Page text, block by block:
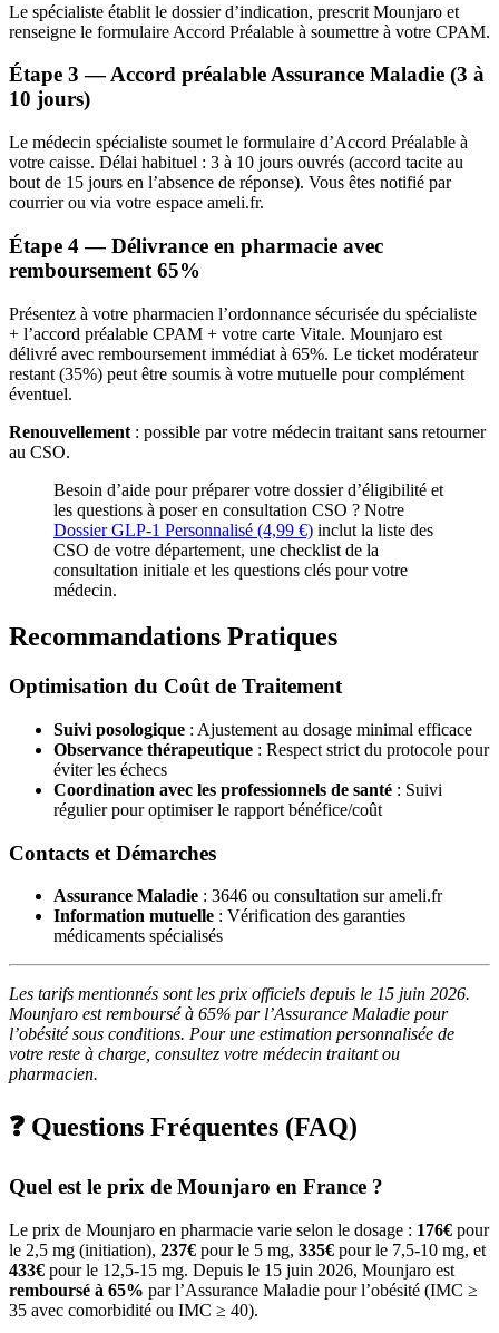
Le spécialiste établit le dossier d’indication, prescrit Mounjaro et
renseigne le formulaire Accord Préalable à soumettre à votre CPAM.
Étape 3 — Accord préalable Assurance Maladie (3 à
10 jours)
Le médecin spécialiste soumet le formulaire d’Accord Préalable à
votre caisse. Délai habituel : 3 à 10 jours ouvrés (accord tacite au
bout de 15 jours en l’absence de réponse). Vous êtes notifié par
courrier ou via votre espace ameli.fr.
Étape 4 — Délivrance en pharmacie avec
remboursement 65%
Présentez à votre pharmacien l’ordonnance sécurisée du spécialiste
+ l’accord préalable CPAM + votre carte Vitale. Mounjaro est
délivré avec remboursement immédiat à 65%. Le ticket modérateur
restant (35%) peut être soumis à votre mutuelle pour complément
éventuel.
Renouvellement : possible par votre médecin traitant sans retourner
au CSO.
Besoin d’aide pour préparer votre dossier d’éligibilité et
les questions à poser en consultation CSO ? Notre
Dossier GLP-1 Personnalisé (4,99 €) inclut la liste des
CSO de votre département, une checklist de la
consultation initiale et les questions clés pour votre
médecin.
Recommandations Pratiques
Optimisation du Coût de Traitement
Suivi posologique : Ajustement au dosage minimal efficace
Observance thérapeutique : Respect strict du protocole pour
éviter les échecs
Coordination avec les professionnels de santé : Suivi
régulier pour optimiser le rapport bénéfice/coût
Contacts et Démarches
Assurance Maladie : 3646 ou consultation sur ameli.fr
Information mutuelle : Vérification des garanties
médicaments spécialisés
Les tarifs mentionnés sont les prix officiels depuis le 15 juin 2026.
Mounjaro est remboursé à 65% par l’Assurance Maladie pour
l’obésité sous conditions. Pour une estimation personnalisée de
votre reste à charge, consultez votre médecin traitant ou
pharmacien.
❓ Questions Fréquentes (FAQ)
Quel est le prix de Mounjaro en France ?
Le prix de Mounjaro en pharmacie varie selon le dosage : 176€ pour
le 2,5 mg (initiation), 237€ pour le 5 mg, 335€ pour le 7,5-10 mg, et
433€ pour le 12,5-15 mg. Depuis le 15 juin 2026, Mounjaro est
remboursé à 65% par l’Assurance Maladie pour l’obésité (IMC ≥
35 avec comorbidité ou IMC ≥ 40).